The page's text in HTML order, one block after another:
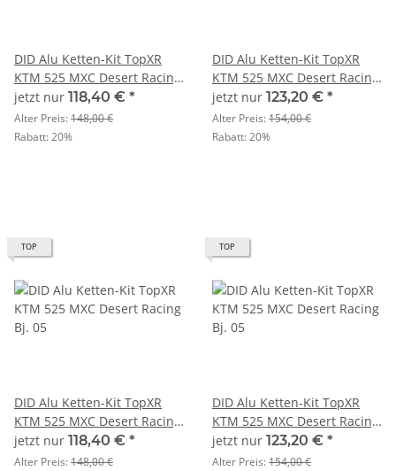
DID Alu Ketten-Kit TopXR
KTM 525 MXC Desert Racing
Bj. 03-04
jetzt nur 118,40 € *
Alter Preis:148,00 €
Rabatt:20%
DID Alu Ketten-Kit TopXR
KTM 525 MXC Desert Racing
Bj. 03-04
jetzt nur 123,20 € *
Alter Preis:154,00 €
Rabatt:20%
TOP
DID Alu Ketten-Kit TopXR
KTM 525 MXC Desert Racing
Bj. 05
jetzt nur 118,40 € *
Alter Preis:148,00 €
TOP
DID Alu Ketten-Kit TopXR
KTM 525 MXC Desert Racing
Bj. 05
jetzt nur 123,20 € *
Alter Preis:154,00 €